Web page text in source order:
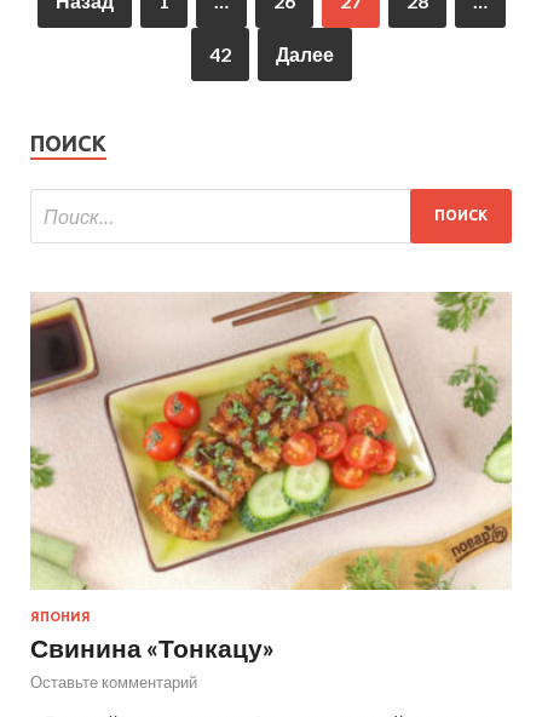
42 Далее
ПОИСК
ЯПОНИЯ
Свинина «Тонкацу»
Оставьте комментарий